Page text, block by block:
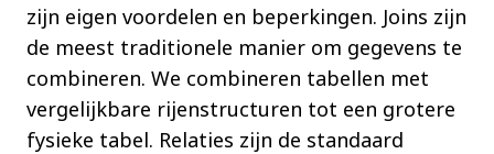
zijn eigen voordelen en beperkingen. Joins zijn
de meest traditionele manier om gegevens te
combineren. We combineren tabellen met
vergelijkbare rijenstructuren tot een grotere
fysieke tabel. Relaties zijn de standaard